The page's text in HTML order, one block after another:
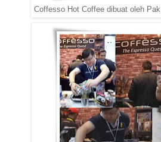
Coffesso Hot Coffee dibuat oleh